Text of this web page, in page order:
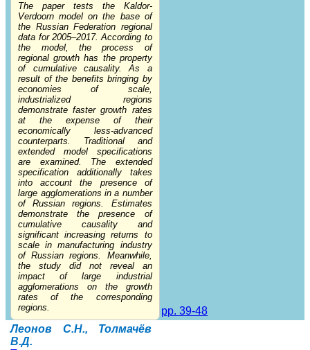
The paper tests the Kaldor-
Verdoorn model on the base of
the Russian Federation regional
data for 2005–2017. According to
the model, the process of
regional growth has the property
of cumulative causality. As a
result of the benefits bringing by
economies of scale,
industrialized regions
demonstrate faster growth rates
at the expense of their
economically less-advanced
counterparts. Traditional and
extended model specifications
are examined. The extended
specification additionally takes
into account the presence of
large agglomerations in a number
of Russian regions. Estimates
demonstrate the presence of
cumulative causality and
significant increasing returns to
scale in manufacturing industry
of Russian regions. Meanwhile,
the study did not reveal an
impact of large industrial
agglomerations on the growth
rates of the corresponding
regions.
pp. 39-48
Леонов С.Н., Толмачёв
В.Д.